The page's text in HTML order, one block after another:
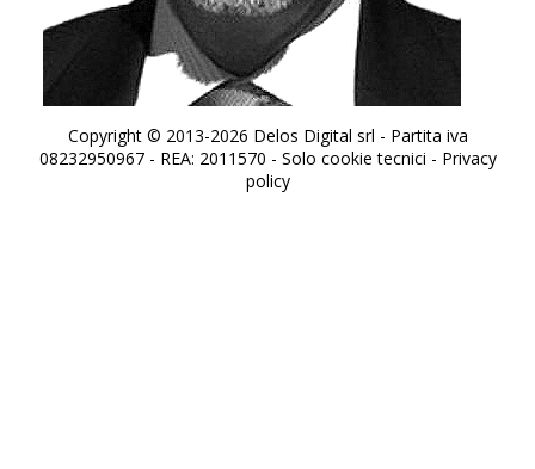
Copyright © 2013-2026 Delos Digital srl - Partita iva
08232950967 - REA: 2011570 - Solo cookie tecnici - Privacy
policy